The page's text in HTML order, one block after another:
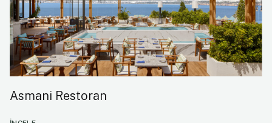
Asmani Restoran